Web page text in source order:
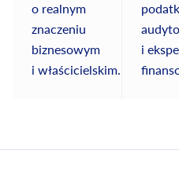
o realnym
znaczeniu
biznesowym
i właścicielskim.
i